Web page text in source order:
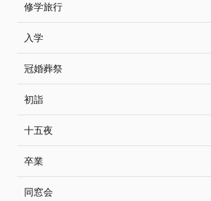
修学旅行
入学
冠婚葬祭
初詣
十五夜
卒業
同窓会